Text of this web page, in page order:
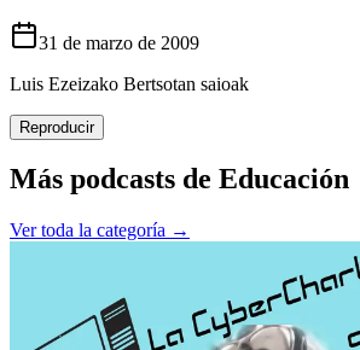
31 de marzo de 2009
Luis Ezeizako Bertsotan saioak
Reproducir
Más podcasts de Educación
Ver toda la categoría →